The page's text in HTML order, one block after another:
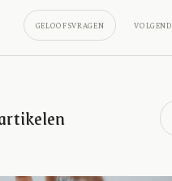
GELOOFSVRAGEN VOLGEND